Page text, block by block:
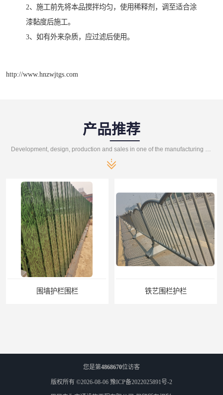
2、施工前先将本品搅拌均匀，使用稀释剂，调至适合涂
漆黏度后施工。
3、如有外来杂质，应过滤后使用。
http://www.hnzwjtgs.com
产品推荐
围墙护栏围栏 铁艺围栏护栏
您是第4868670位访客
版权所有 ©2026-08-06 豫ICP备2022025891号-2